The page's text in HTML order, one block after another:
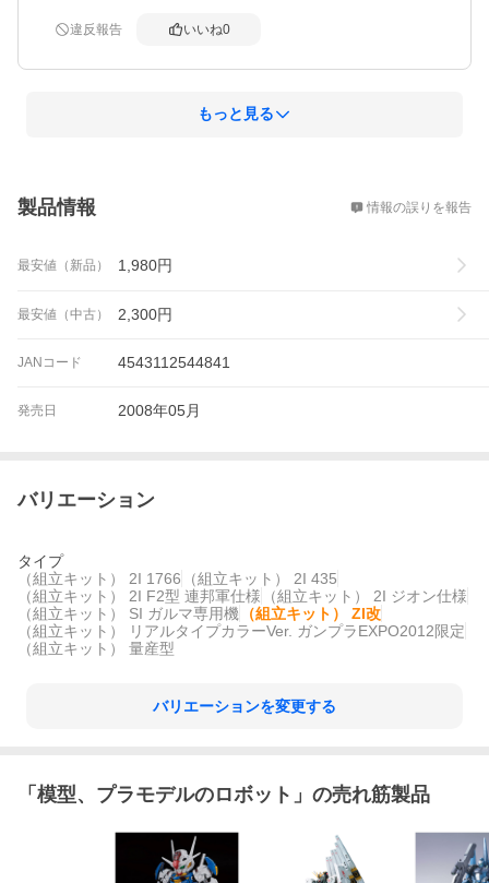
違反報告 いいね0
もっと見る
製品情報 情報の誤りを報告
最安値（新品） 1,980円
最安値（中古） 2,300円
JANコード 4543112544841
発売日 2008年05月
バリエーション
タイプ
（組立キット） 2I 1766
（組立キット） 2I 435
（組立キット） 2I F2型 連邦軍仕様
（組立キット） 2I ジオン仕様
（組立キット） SI ガルマ専用機
（組立キット） ZI改
（組立キット） リアルタイプカラーVer. ガンプラEXPO2012限定
（組立キット） 量産型
バリエーションを変更する
「 模型、プラモデルのロボット 」の売れ筋製品